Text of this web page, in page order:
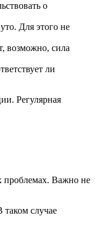
о
Для этого не
возможно, сила
ли
Регулярная
проблемах. Важно не
случае